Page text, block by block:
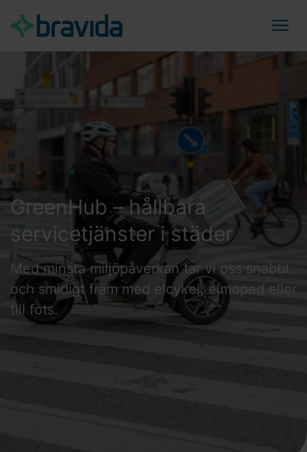
GreenHub – hållbara
servicetjänster i städer
Med minsta miljöpåverkan tar vi oss snabbt
och smidigt fram med elcykel, elmoped eller
till fots.